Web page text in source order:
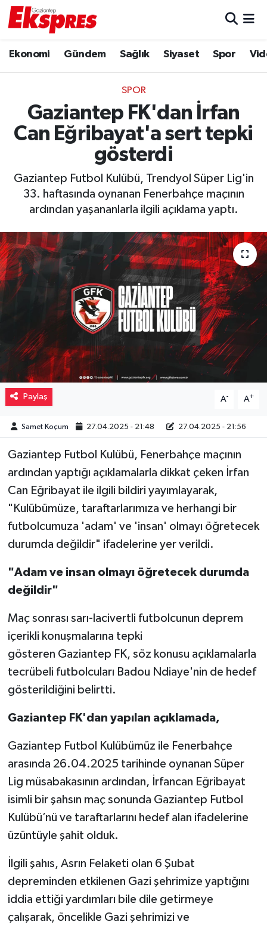
Ekonomi Gündem Sağlık Siyaset Spor
SPOR
Gaziantep FK'dan İrfan
Can Eğribayat'a sert tepki
gösterdi
Gaziantep Futbol Kulübü, Trendyol Süper Lig'in
33. haftasında oynanan Fenerbahçe maçının
ardından yaşananlarla ilgili açıklama yaptı.
Paylaş A- A+
Samet Koçum 27.04.2025 - 21:48 27.04.2025 - 21:56
Gaziantep Futbol Kulübü, Fenerbahçe maçının
ardından yaptığı açıklamalarla dikkat çeken İrfan
Can Eğribayat ile ilgili bildiri yayımlayarak,
"Kulübümüze, taraftarlarımıza ve herhangi bir
futbolcumuza 'adam' ve 'insan' olmayı öğretecek
durumda değildir" ifadelerine yer verildi.
"Adam ve insan olmayı öğretecek durumda
değildir"
Maç sonrası sarı-lacivertli futbolcunun deprem
içerikli konuşmalarına tepki
gösteren Gaziantep FK, söz konusu açıklamalarla
tecrübeli futbolcuları Badou Ndiaye'nin de hedef
gösterildiğini belirtti.
Gaziantep FK'dan yapılan açıklamada,
Gaziantep Futbol Kulübümüz ile Fenerbahçe
arasında 26.04.2025 tarihinde oynanan Süper
Lig müsabakasının ardından, İrfancan Eğribayat
isimli bir şahsın maç sonunda Gaziantep Futbol
Kulübü’nü ve taraftarlarını hedef alan ifadelerine
üzüntüyle şahit olduk.
İlgili şahıs, Asrın Felaketi olan 6 Şubat
depreminden etkilenen Gazi şehrimize yaptığını
iddia ettiği yardımları bile dile getirmeye
çalışarak, öncelikle Gazi şehrimizi ve
Ekonomi
Gaziantep son dakika
Genel
Haberler
Magazin
Müzik
Piyasa
Resmi İlanlar
Sağlık
Siyaset
Spor
Teknoloji
Türkiye
Yaşam
Yeme-İçme
Yemek
Trafik Durumu
Puan Durumu ve Fikstür
Tüm Manşetler
Son Dakika Haberleri
Haber Arşivi